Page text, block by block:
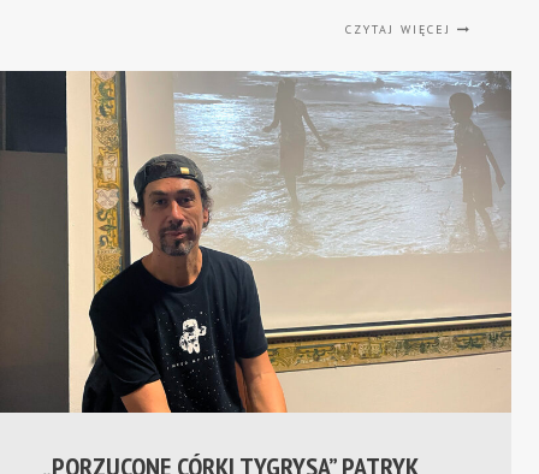
CZYTAJ WIĘCEJ
„PORZUCONE CÓRKI TYGRYSA” PATRYK